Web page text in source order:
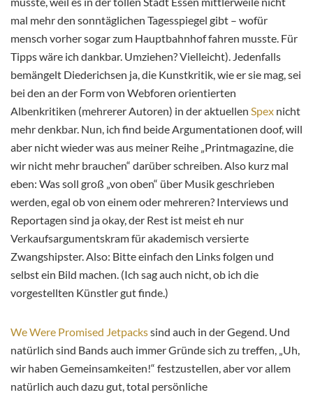
mal mehr den sonntäglichen Tagesspiegel gibt – wofür
mensch vorher sogar zum Hauptbahnhof fahren musste. Für
Tipps wäre ich dankbar. Umziehen? Vielleicht). Jedenfalls
bemängelt Diederichsen ja, die Kunstkritik, wie er sie mag, sei
bei den an der Form von Webforen orientierten
Albenkritiken (mehrerer Autoren) in der aktuellen Spex nicht
mehr denkbar. Nun, ich find beide Argumentationen doof, will
aber nicht wieder was aus meiner Reihe „Printmagazine, die
wir nicht mehr brauchen“ darüber schreiben. Also kurz mal
eben: Was soll groß „von oben“ über Musik geschrieben
werden, egal ob von einem oder mehreren? Interviews und
Reportagen sind ja okay, der Rest ist meist eh nur
Verkaufsargumentskram für akademisch versierte
Zwangshipster. Also: Bitte einfach den Links folgen und
selbst ein Bild machen. (Ich sag auch nicht, ob ich die
vorgestellten Künstler gut finde.)
We Were Promised Jetpackssind auch in der Gegend. Und
natürlich sind Bands auch immer Gründe sich zu treffen, „Uh,
wir haben Gemeinsamkeiten!“ festzustellen, aber vor allem
natürlich auch dazu gut, total persönliche